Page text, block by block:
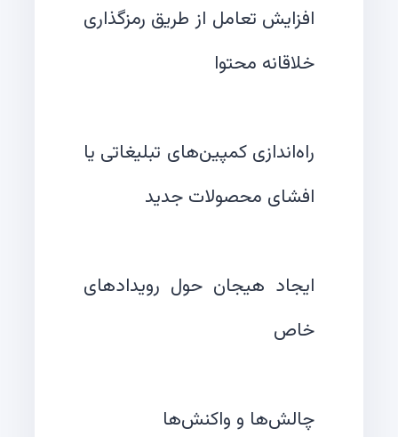
افزایش تعامل از طریق رمزگذاری
راه‌اندازی کمپین‌های تبلیغاتی یا
ایجاد هیجان حول رویدادهای